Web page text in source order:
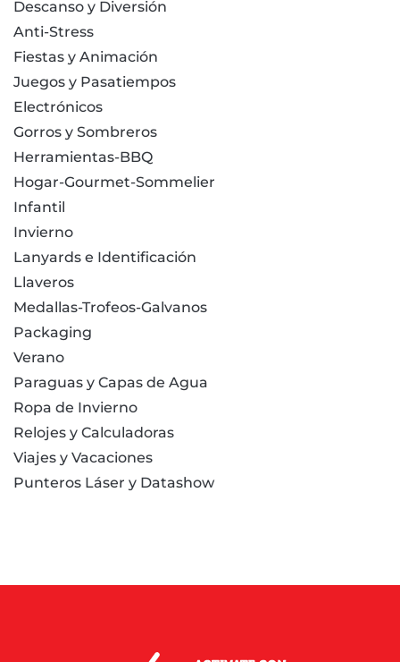
Descanso y Diversión
Anti-Stress
Fiestas y Animación
Juegos y Pasatiempos
Electrónicos
Gorros y Sombreros
Herramientas-BBQ
Hogar-Gourmet-Sommelier
Infantil
Invierno
Lanyards e Identificación
Llaveros
Medallas-Trofeos-Galvanos
Packaging
Verano
Paraguas y Capas de Agua
Ropa de Invierno
Relojes y Calculadoras
Viajes y Vacaciones
Punteros Láser y Datashow